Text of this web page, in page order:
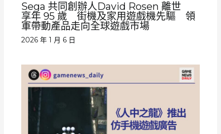
Sega 共同創辦人David Rosen 離世
享年 95 歲 街機及家用遊戲機先驅 領
軍帶動產品走向全球遊戲市場
2026 年 1 月 6 日